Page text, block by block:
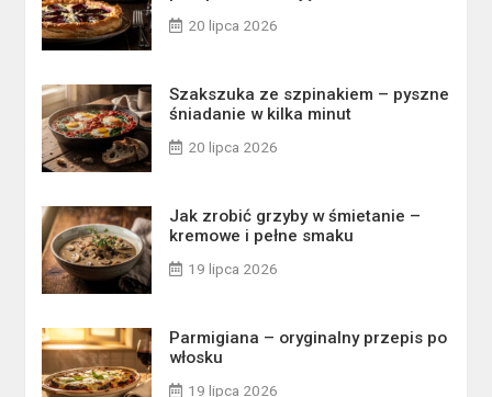
20 lipca 2026
Szakszuka ze szpinakiem – pyszne
śniadanie w kilka minut
20 lipca 2026
Jak zrobić grzyby w śmietanie –
kremowe i pełne smaku
19 lipca 2026
Parmigiana – oryginalny przepis po
włosku
19 lipca 2026